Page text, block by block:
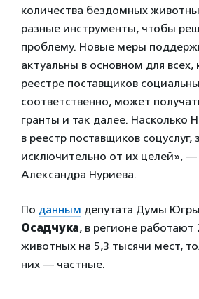
количества бездомных
разные инструменты, чтобы
проблему. Новые меры
актуальны в основном для всех,
реестре поставщиков
соответственно, может
гранты и так далее. Насколько
в реестр поставщиков соцуслуг,
исключительно от их целей», —
Александра Нуриева.
По данным депутата Думы Югры
Осадчука, в регионе работают
животных на 5,3 тысячи мест,
них — частные.